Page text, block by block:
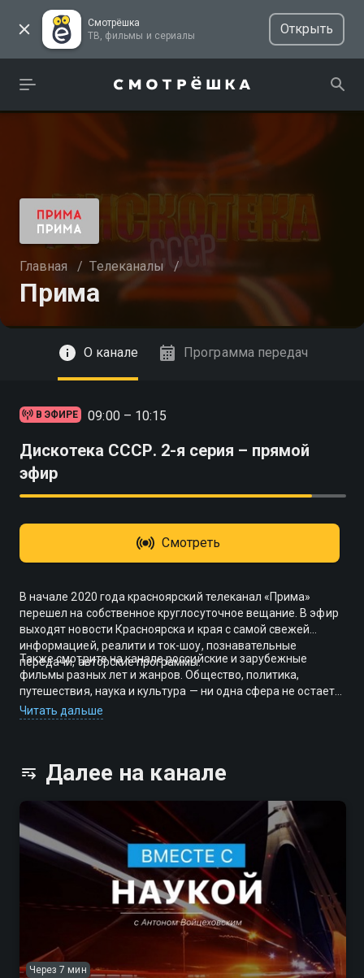
Смотрёшка
ТВ, фильмы и сериалы
Открыть
Главная / Телеканалы /
Прима
О канале Программа передач
В ЭФИРЕ 09:00 – 10:15
Дискотека СССР. 2-я серия – прямой
эфир
Смотреть
В начале 2020 года красноярский телеканал «Прима»
перешел на собственное круглосуточное вещание. В эфир
выходят новости Красноярска и края с самой свежей
информацией, реалити и ток-шоу, познавательные
передачи, авторские программы.
Также смотрите на канале российские и зарубежные
фильмы разных лет и жанров. Общество, политика,
путешествия, наука и культура — ни одна сфера не остается
незатронутой. Включайте «Приму» онлайн или на ТВ и
наслаждайтесь музыкальными концертами, подборкой
Читать дальше
Далее на канале
Через 7 мин